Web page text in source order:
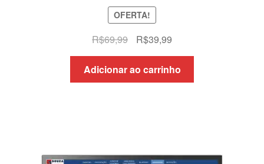
OFERTA!
R$69,99
O
preço
original
era:
R$39,99O
preço
atual
é:
Adicionar ao carrinho